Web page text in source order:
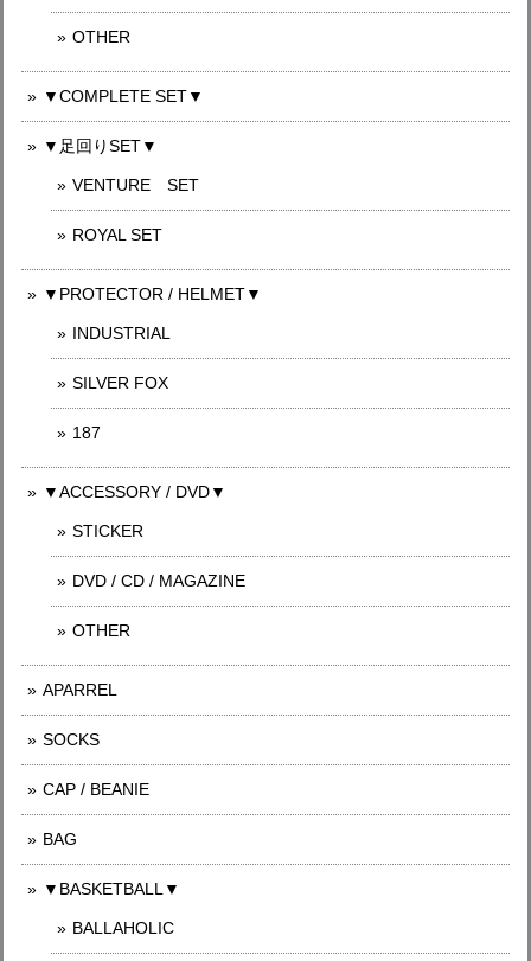
OTHER
▼COMPLETE SET▼
▼足回りSET▼
VENTURE SET
ROYAL SET
▼PROTECTOR / HELMET▼
INDUSTRIAL
SILVER FOX
187
▼ACCESSORY / DVD▼
STICKER
DVD / CD / MAGAZINE
OTHER
APARREL
SOCKS
CAP / BEANIE
BAG
▼BASKETBALL▼
BALLAHOLIC